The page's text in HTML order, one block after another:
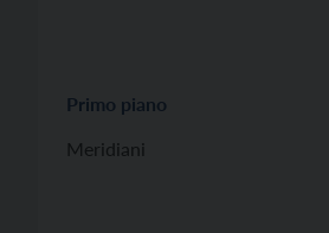
Primo piano
Meridiani